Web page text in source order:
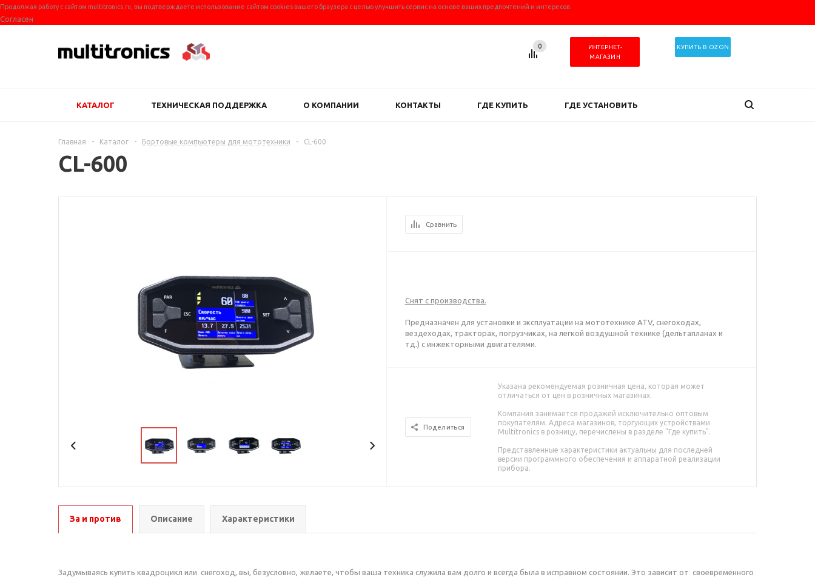
Продолжая работу с сайтом multitronics.ru, вы подтверждаете использование сайтом cookies вашего браузера с целью улучшить сервис на основе ваших предпочтений и интересов.
Согласен
КУПИТЬ В OZON
ИНТЕРНЕТ-
МАГАЗИН
0
КАТАЛОГ ТЕХНИЧЕСКАЯ ПОДДЕРЖКА О КОМПАНИИ КОНТАКТЫ ГДЕ КУПИТЬ ГДЕ УСТАНОВИТЬ
Главная - Каталог - Бортовые компьютеры для мототехники - CL-600
CL-600
Сравнить
Снят с производства.
Предназначен для установки и эксплуатации на мототехнике АТV, снегоходах,
вездеходах, тракторах, погрузчиках, на легкой воздушной технике (дельтапланах и
тд.) с инжекторными двигателями.
Поделиться
Указана рекомендуемая розничная цена, которая может
отличаться от цен в розничных магазинах.
Компания занимается продажей исключительно оптовым
покупателям. Адреса магазинов, торгующих устройствами
Multitronics в розницу, перечислены в разделе "Где купить".
Представленные характеристики актуальны для последней
версии программного обеспечения и аппаратной реализации
прибора.
За и против Описание Характеристики
Задумываясь купить квадроцикл или снегоход, вы, безусловно, желаете, чтобы ваша техника служила вам долго и всегда была в исправном состоянии. Это зависит от своевременного